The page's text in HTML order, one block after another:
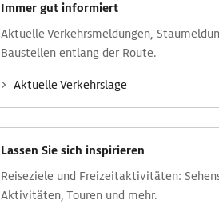
Immer gut informiert
Aktuelle Verkehrs­meldungen,
Baustellen entlang der Route.
Aktuelle Verkehrs­lage
Lassen Sie sich inspirieren
Reise­ziele und Freizeit­aktivitäten:
Aktivitäten, Touren und mehr.